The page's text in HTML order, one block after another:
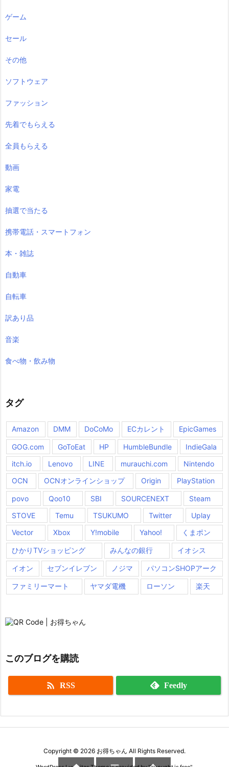
ゲーム
セール
その他
ソフトウェア
ファッション
先着でもらえる
全員もらえる
動画
家電
抽選で当たる
携帯電話・スマートフォン
本・雑誌
自動車
自転車
訳あり品
音楽
食べ物・飲み物
タグ
Amazon DMM DoCoMo ECカレント EpicGames
GOG.com GoToEat HP HumbleBundle
IndieGala
itch.io
Lenovo LINE murauchi.com
Nintendo
OCN
OCNオンラインショップ Origin PlayStation
povo Qoo10 SBI SOURCENEXT
Steam
STOVE
Temu TSUKUMO Twitter
Uplay
Vector
Xbox Y!mobile Yahoo! くまポン
ひかりTVショッピング みんなの銀行 イオシス
イオン セブンイレブン ノジマ パソコンSHOPアーク
ファミリーマート ヤマダ電機 ローソン 楽天
このブログを購読
 RSS Feedly
Copyright © 2026 お得ちゃん All Rights Reserved.